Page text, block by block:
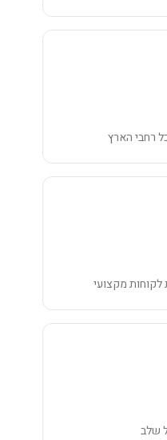
רחבי הארץ
לקוחות מקצועי
שלב